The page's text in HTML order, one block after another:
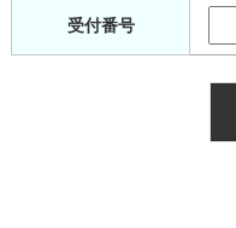
受付番号